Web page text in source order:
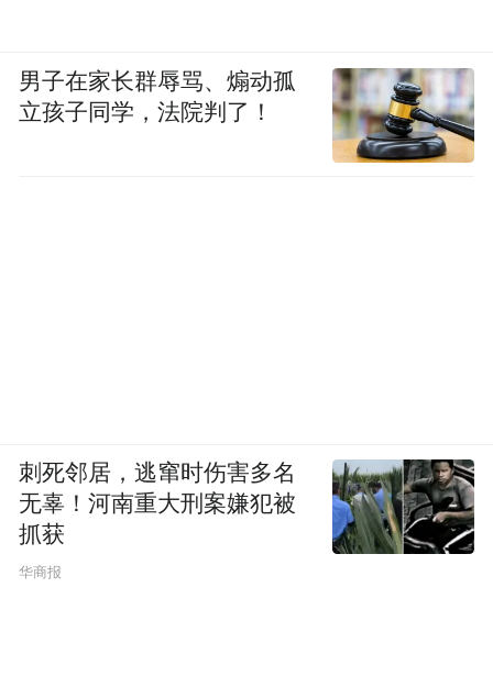
男子在家长群辱骂、煽动孤
立孩子同学，法院判了！
刺死邻居，逃窜时伤害多名
无辜！河南重大刑案嫌犯被
抓获
华商报